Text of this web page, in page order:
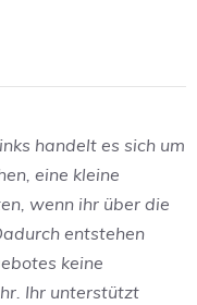
handelt es sich um
eine kleine
wenn ihr über die
entstehen
keine
Ihr unterstützt